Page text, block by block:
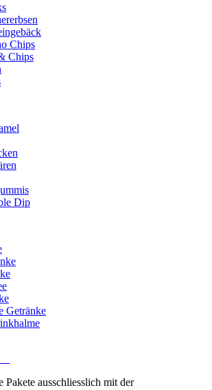
Chips
Chips
Dip
Getränke
Pakete ausschliesslich mit der